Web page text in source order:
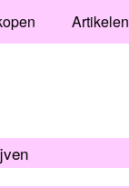
Artikelen